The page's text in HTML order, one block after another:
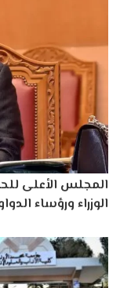
المجلس الأعلى
الوزراء ورؤساء